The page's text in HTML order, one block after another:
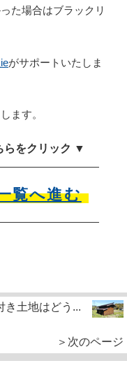
た場合はブラックリ
がサポートいたしま
ます。
らをクリック ▼
覧へ進む
き土地はどう...
＞次のページ